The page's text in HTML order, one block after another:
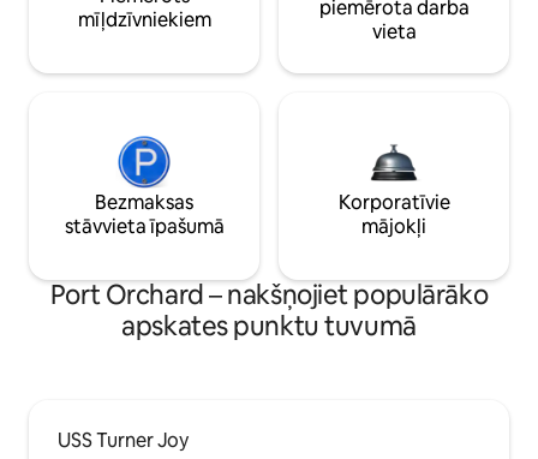
mīļdzīvniekiem
piemērota darba
vieta
Bezmaksas
stāvvieta īpašumā
Korporatīvie
mājokļi
Port Orchard – nakšņojiet populārāko
apskates punktu tuvumā
USS Turner Joy